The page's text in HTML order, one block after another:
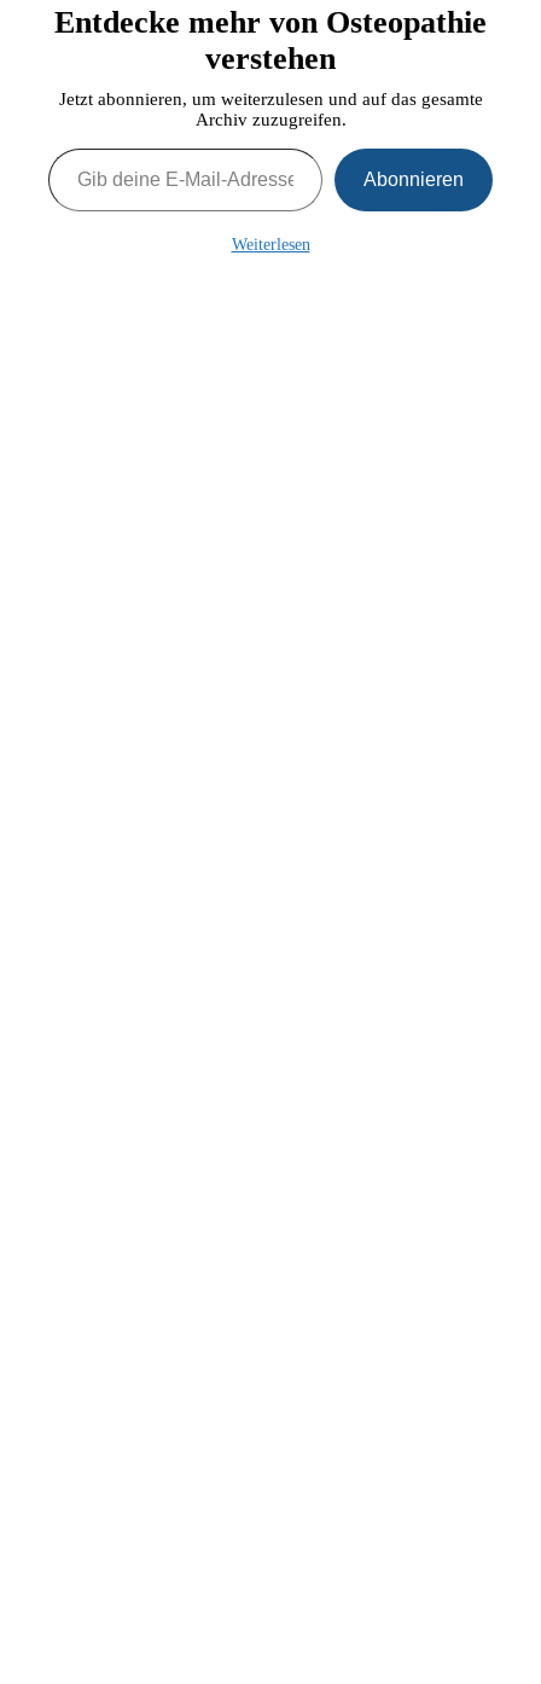
Entdecke mehr von Osteopathie
verstehen
Jetzt abonnieren, um weiterzulesen und auf das gesamte
Archiv zuzugreifen.
Gib deine E-Mail-Adresse ein ...
Abonnieren
Weiterlesen